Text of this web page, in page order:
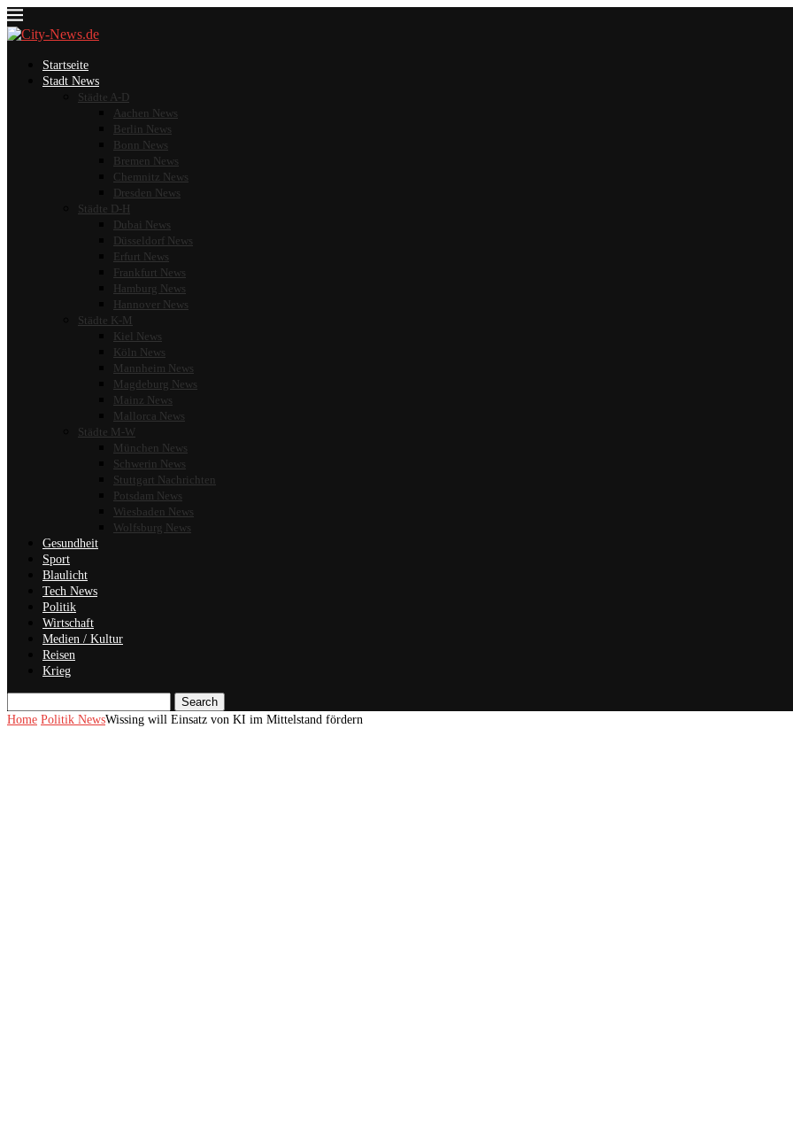
Startseite
Stadt News
Städte A-D
Aachen News
Berlin News
Bonn News
Bremen News
Chemnitz News
Dresden News
Städte D-H
Dubai News
Düsseldorf News
Erfurt News
Frankfurt News
Hamburg News
Hannover News
Städte K-M
Kiel News
Köln News
Mannheim News
Magdeburg News
Mainz News
Mallorca News
Städte M-W
München News
Schwerin News
Stuttgart Nachrichten
Potsdam News
Wiesbaden News
Wolfsburg News
Gesundheit
Sport
Blaulicht
Tech News
Politik
Wirtschaft
Medien / Kultur
Reisen
Krieg
Search
Home Politik NewsWissing will Einsatz von KI im Mittelstand fördern